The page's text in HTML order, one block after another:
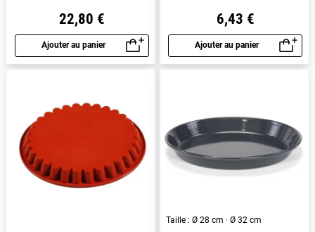
22,80 €
Ajouter au panier
Aperçu rapide
6,43 €
Ajouter au panier
Aperçu rapide
Taille : Ø 28 cm · Ø 32 cm